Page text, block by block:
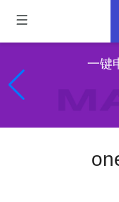
一键